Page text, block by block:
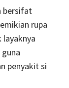
bersifat
rupa
penyakit si